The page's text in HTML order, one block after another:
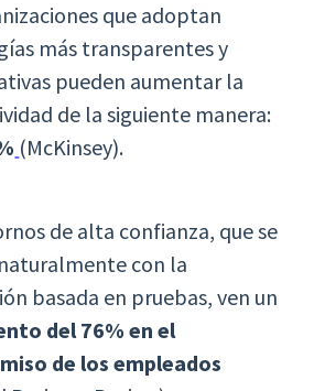
que adoptan
más transparentes y
pueden aumentar la
de la siguiente manera:
(McKinsey).
de alta confianza, que se
con la
basada en pruebas, ven un
del 76% en el
de los empleados